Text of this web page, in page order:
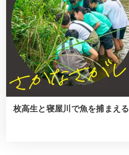
枚高生と寝屋川で魚を捕まえる